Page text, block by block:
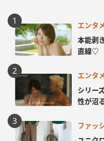
エンタ
本能剥
直線♡
エンタ
シリー
性が沼
ファッ